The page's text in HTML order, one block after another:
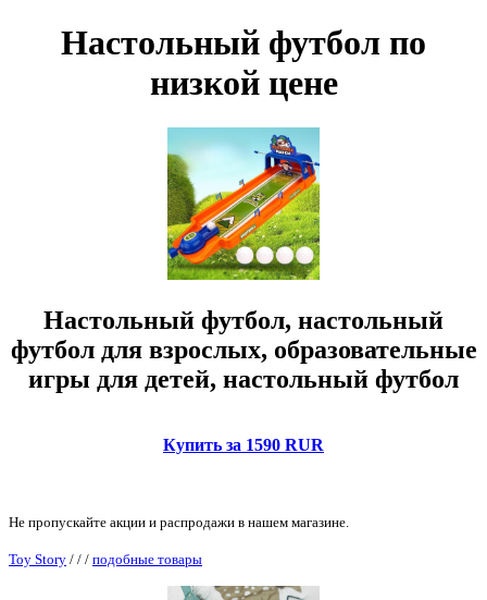
Настольный футбол по
низкой цене
Настольный футбол, настольный
футбол для взрослых, образовательные
игры для детей, настольный футбол
Купить за 1590 RUR
Не пропускайте акции и распродажи в нашем магазине.
Toy Story / / / подобные товары